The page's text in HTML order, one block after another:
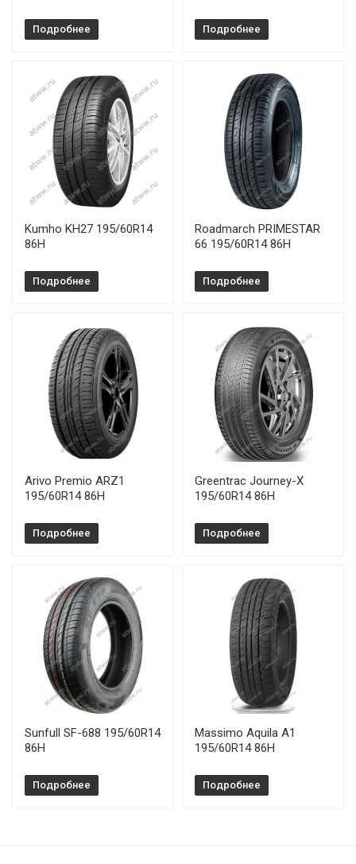
Подробнее Подробнее
Kumho KH27 195/60R14
86H
Подробнее
Roadmarch PRIMESTAR
66 195/60R14 86H
Подробнее
Arivo Premio ARZ1
195/60R14 86H
Подробнее
Greentrac Journey-X
195/60R14 86H
Подробнее
Sunfull SF-688 195/60R14
86H
Подробнее
Massimo Aquila A1
195/60R14 86H
Подробнее